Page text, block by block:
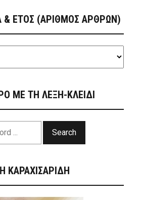
& ΕΤΟΣ (ΑΡΙΘΜΟΣ ΑΡΘΡΩΝ)
ΜΕ ΤΗ ΛΕΞΗ-ΚΛΕΙΔΙ
Search
ΚΑΡΑΧΙΣΑΡΙΔΗ